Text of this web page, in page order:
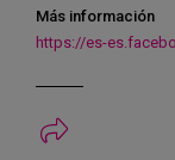
Más información
https://es-